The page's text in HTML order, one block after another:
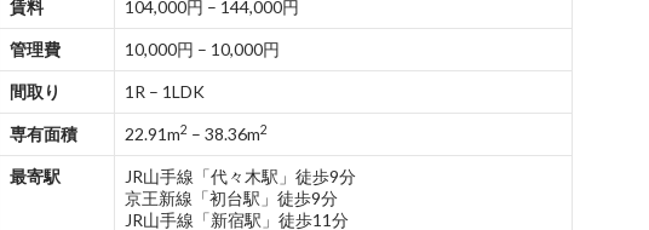
賃料 104,000円 – 144,000円
管理費 10,000円 – 10,000円
間取り 1R – 1LDK
専有面積 22.91m2 – 38.36m2
最寄駅
JR山手線「代々木駅」徒歩9分
京王新線「初台駅」徒歩9分
JR山手線「新宿駅」徒歩11分